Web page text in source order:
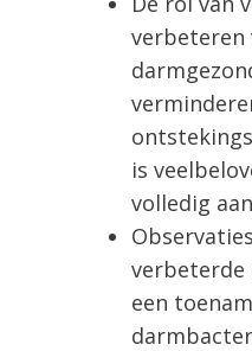
verbeteren
is
volledig
een